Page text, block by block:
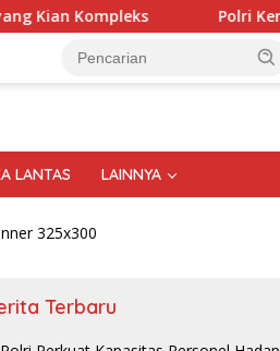
Polri Kerahkan 372 Taruna
LANTAS LAINNYA
Terbaru